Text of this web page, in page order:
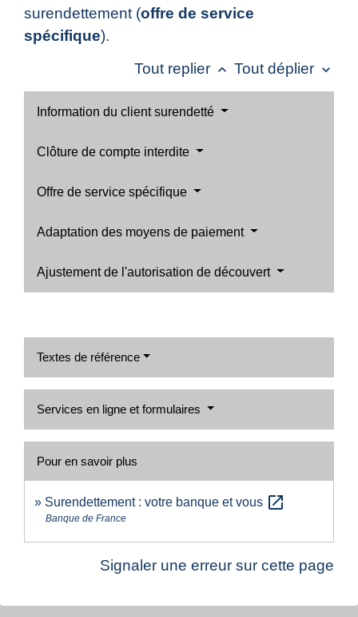
surendettement (offre de service
spécifique).
Tout replier keyboard_arrow_up Tout déplier keyboard_arrow_down
Information du client surendetté
Clôture de compte interdite
Offre de service spécifique
Adaptation des moyens de paiement
Ajustement de l'autorisation de découvert
Textes de référence
Services en ligne et formulaires
Pour en savoir plus
Surendettement : votre banque et vous open_in_new
Banque de France
Signaler une erreur sur cette page